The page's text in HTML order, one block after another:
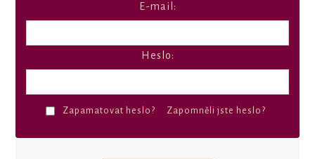
E-mail:
Heslo:
Zapamatovat heslo? Zapomněli jste heslo?